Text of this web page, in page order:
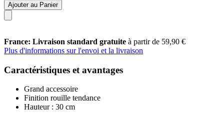
Ajouter au Panier
France: Livraison standard gratuite à partir de 59,90 €
Plus d'informations sur l'envoi et la livraison
Caractéristiques et avantages
Grand accessoire
Finition rouille tendance
Hauteur : 30 cm